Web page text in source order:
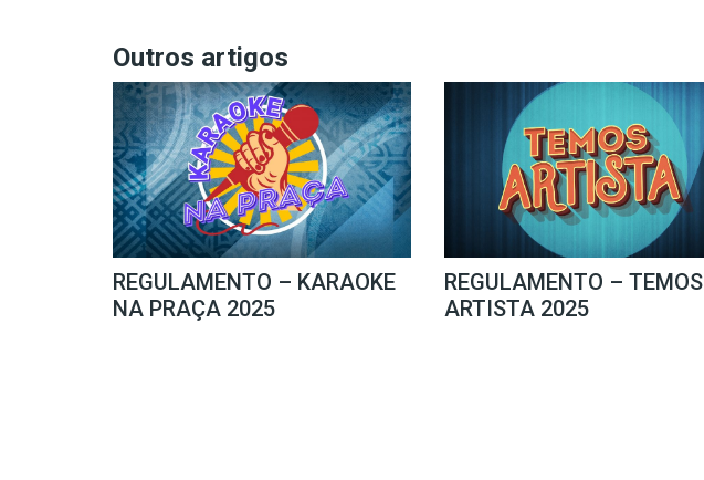
Outros artigos
REGULAMENTO – KARAOKE
NA PRAÇA 2025
REGULAMENTO – TEMOS
ARTISTA 2025